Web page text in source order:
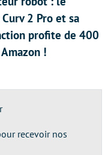
2 Pro et sa
profite de 400
!
recevoir nos